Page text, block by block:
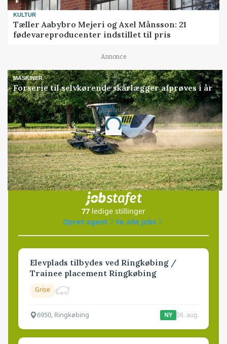
KULTUR
Tæller Aabybro Mejeri og Axel Månsson: 21
fødevareproducenter indstillet til pris
Annonce
MASKINER
Forserie til selvkørende skårlægger afprøves i år
Annonce
Loading...
Jobs
i samarbejde med
77 ledige stillinger
Opret agent
Se alle jobs
Elevplads tilbydes ved Ringkøbing /
Trainee placement Ringkøbing
Grise
6950, Ringkøbing NY 06. aug.